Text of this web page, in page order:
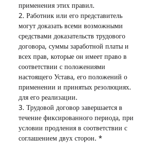
применения этих правил.
2. Работник или его представитель
могут доказать всеми возможными
средствами доказательств трудового
договора, суммы заработной платы и
всех прав, которые он имеет право в
соответствии с положениями
настоящего Устава, его положений о
применении и принятых резолюциях.
для его реализации.
3. Трудовой договор завершается в
течение фиксированного периода, при
условии продления в соответствии с
соглашением двух сторон. *